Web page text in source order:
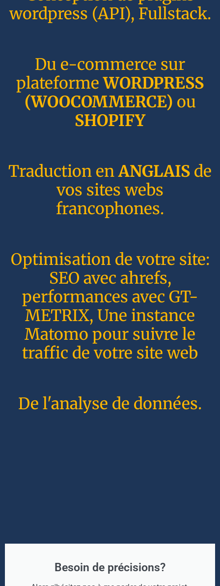
wordpress (API), Fullstack.
Du e-commerce sur
plateformeWORDPRESS
(WOOCOMMERCE) ou
SHOPIFY
Traduction enANGLAIS de
vos sites webs
francophones.
Optimisation de votre site:
SEO avec ahrefs,
performances avec GT-
METRIX, Une instance
Matomo pour suivre le
traffic de votre site web
De l'analyse de données.
Besoin de précisions?